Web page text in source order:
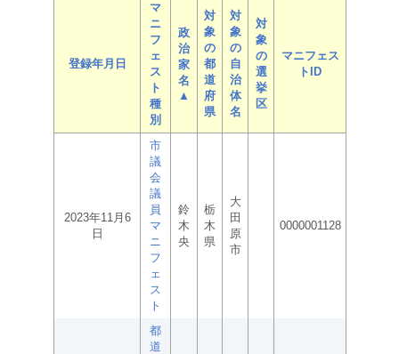
登録年月日
マ
ニ
フ
ェ
ス
ト
種
別
政
治
家
名
▲
対
象
の
都
道
府
県
対
象
の
自
治
体
名
対
象
の
選
挙
区
マニフェス
トID
2023年11月6
日
市
議
会
議
員
マ
ニ
フ
ェ
ス
ト
鈴
木
央
栃
木
県
大
田
原
市
0000001128
都
道